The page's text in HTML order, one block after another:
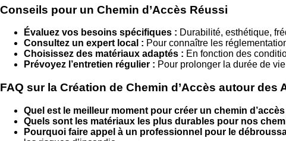
Conseils pour un Chemin d’Accès Réussi
Évaluez vos besoins spécifiques : Durabilité, esthétique,
Consultez un expert local : Pour connaître les
Choisissez des matériaux adaptés : En fonction des
Prévoyez l’entretien régulier : Pour prolonger la durée de
FAQ sur la Création de Chemin d’Accès autour des
Quel est le meilleur moment pour créer un chemin d’accès
Quels sont les matériaux les plus durables pour nos
Pourquoi faire appel à un professionnel pour le